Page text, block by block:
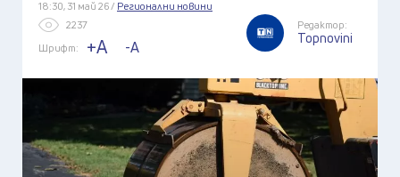
18:30, 31 май 26 / Регионални новини
2237
Шрифт:
+A -A
Редактор:
Topnovini